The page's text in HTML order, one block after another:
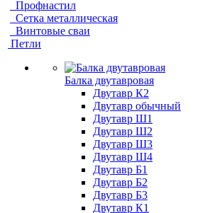
Профнастил
Сетка металлическая
Винтовые сваи
Петли
Балка двутавровая
Двутавр К2
Двутавр обычный
Двутавр Ш1
Двутавр Ш2
Двутавр Ш3
Двутавр Ш4
Двутавр Б1
Двутавр Б2
Двутавр Б3
Двутавр К1